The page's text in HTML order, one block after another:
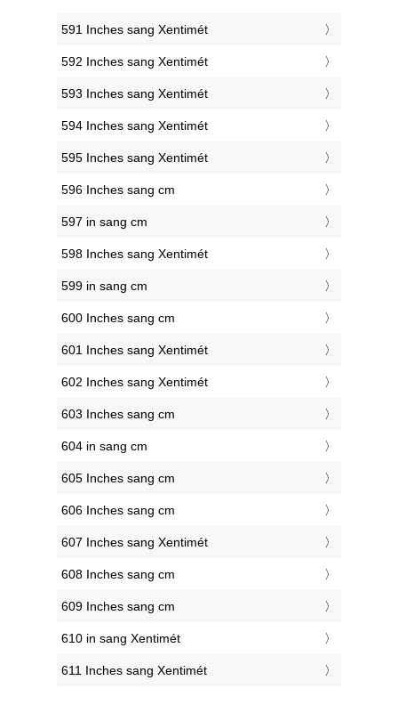
591 Inches sang Xentimét
592 Inches sang Xentimét
593 Inches sang Xentimét
594 Inches sang Xentimét
595 Inches sang Xentimét
596 Inches sang cm
597 in sang cm
598 Inches sang Xentimét
599 in sang cm
600 Inches sang cm
601 Inches sang Xentimét
602 Inches sang Xentimét
603 Inches sang cm
604 in sang cm
605 Inches sang cm
606 Inches sang cm
607 Inches sang Xentimét
608 Inches sang cm
609 Inches sang cm
610 in sang Xentimét
611 Inches sang Xentimét